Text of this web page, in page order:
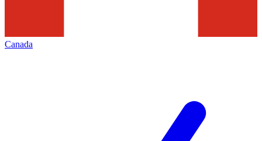
Canada